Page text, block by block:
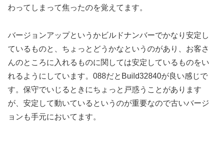
わってしまって焦ったのを覚えてます。
バージョンアップというかビルドナンバーでかなり安定し
ているものと、ちょっとどうかなというのがあり、お客さ
んのところに入れるものに関しては安定しているものをい
れるようにしています。088だとBuild32840が良い感じで
す。保守でいじるときにちょっと戸惑うことがあります
が、安定して動いているというのが重要なので古いバージ
ョンも手元においてます。